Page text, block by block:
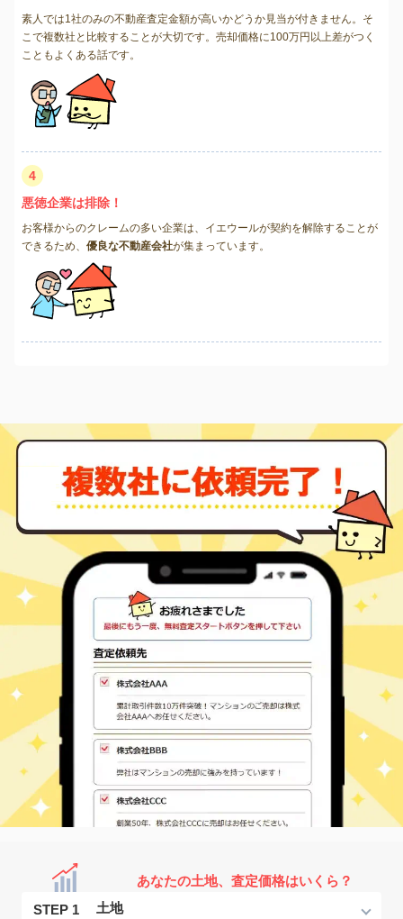
素人では1社のみの不動産査定金額が高いかどうか見当が付きません。そ
こで複数社と比較することが大切です。売却価格に100万円以上差がつく
こともよくある話です。
4
悪徳企業は排除！
お客様からのクレームの多い企業は、イエウールが契約を解除することが
できるため、 優良な不動産会社が集まっています。
あなたの土地、査定価格はいくら？
STEP 1